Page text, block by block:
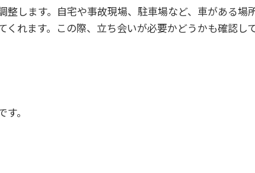
整します。自宅や事故現場、駐車場など、車がある場
れます。この際、立ち会いが必要かどうかも確認し
。